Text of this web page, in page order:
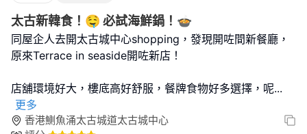
太古新韓食！🤤 必試海鮮鍋！🍲
同屋企人去開太古城中心shopping，發現開咗間新餐廳，
原來Terrace in seaside開咗新店！
店舖環境好大，樓底高好舒服，餐牌食物好多選擇，呢...
更多
香港鰂魚涌太古城道太古城中心